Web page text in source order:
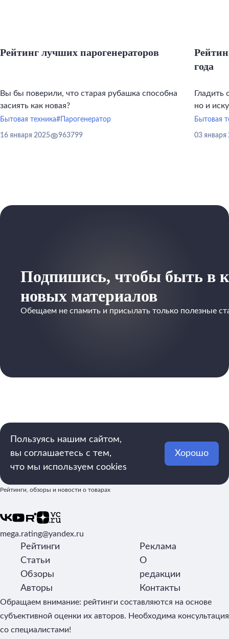
Рейтинг лучших парогенераторов
Вы бы поверили, что старая рубашка способна
засиять как новая?
Бытовая техника#Парогенератор
16 января 2025 963799
года
Гладить
но и
Бытовая
03 января
Подпишись, чтобы быть в
новых материалов
Обещаем не спамить и присылать только полезные
Рейтинги, обзоры и новости о товарах
mega.rating@yandex.ru
Рейтинги
Статьи
Обзоры
Авторы
Реклама
О
редакции
Контакты
Обращаем внимание: рейтинги составляются на основе
субъективной оценки их авторов. Необходима консультация
со специалистами!
Пользуясь нашим сайтом,
вы соглашаетесь с тем,
что мы используем cookies
Хорошо